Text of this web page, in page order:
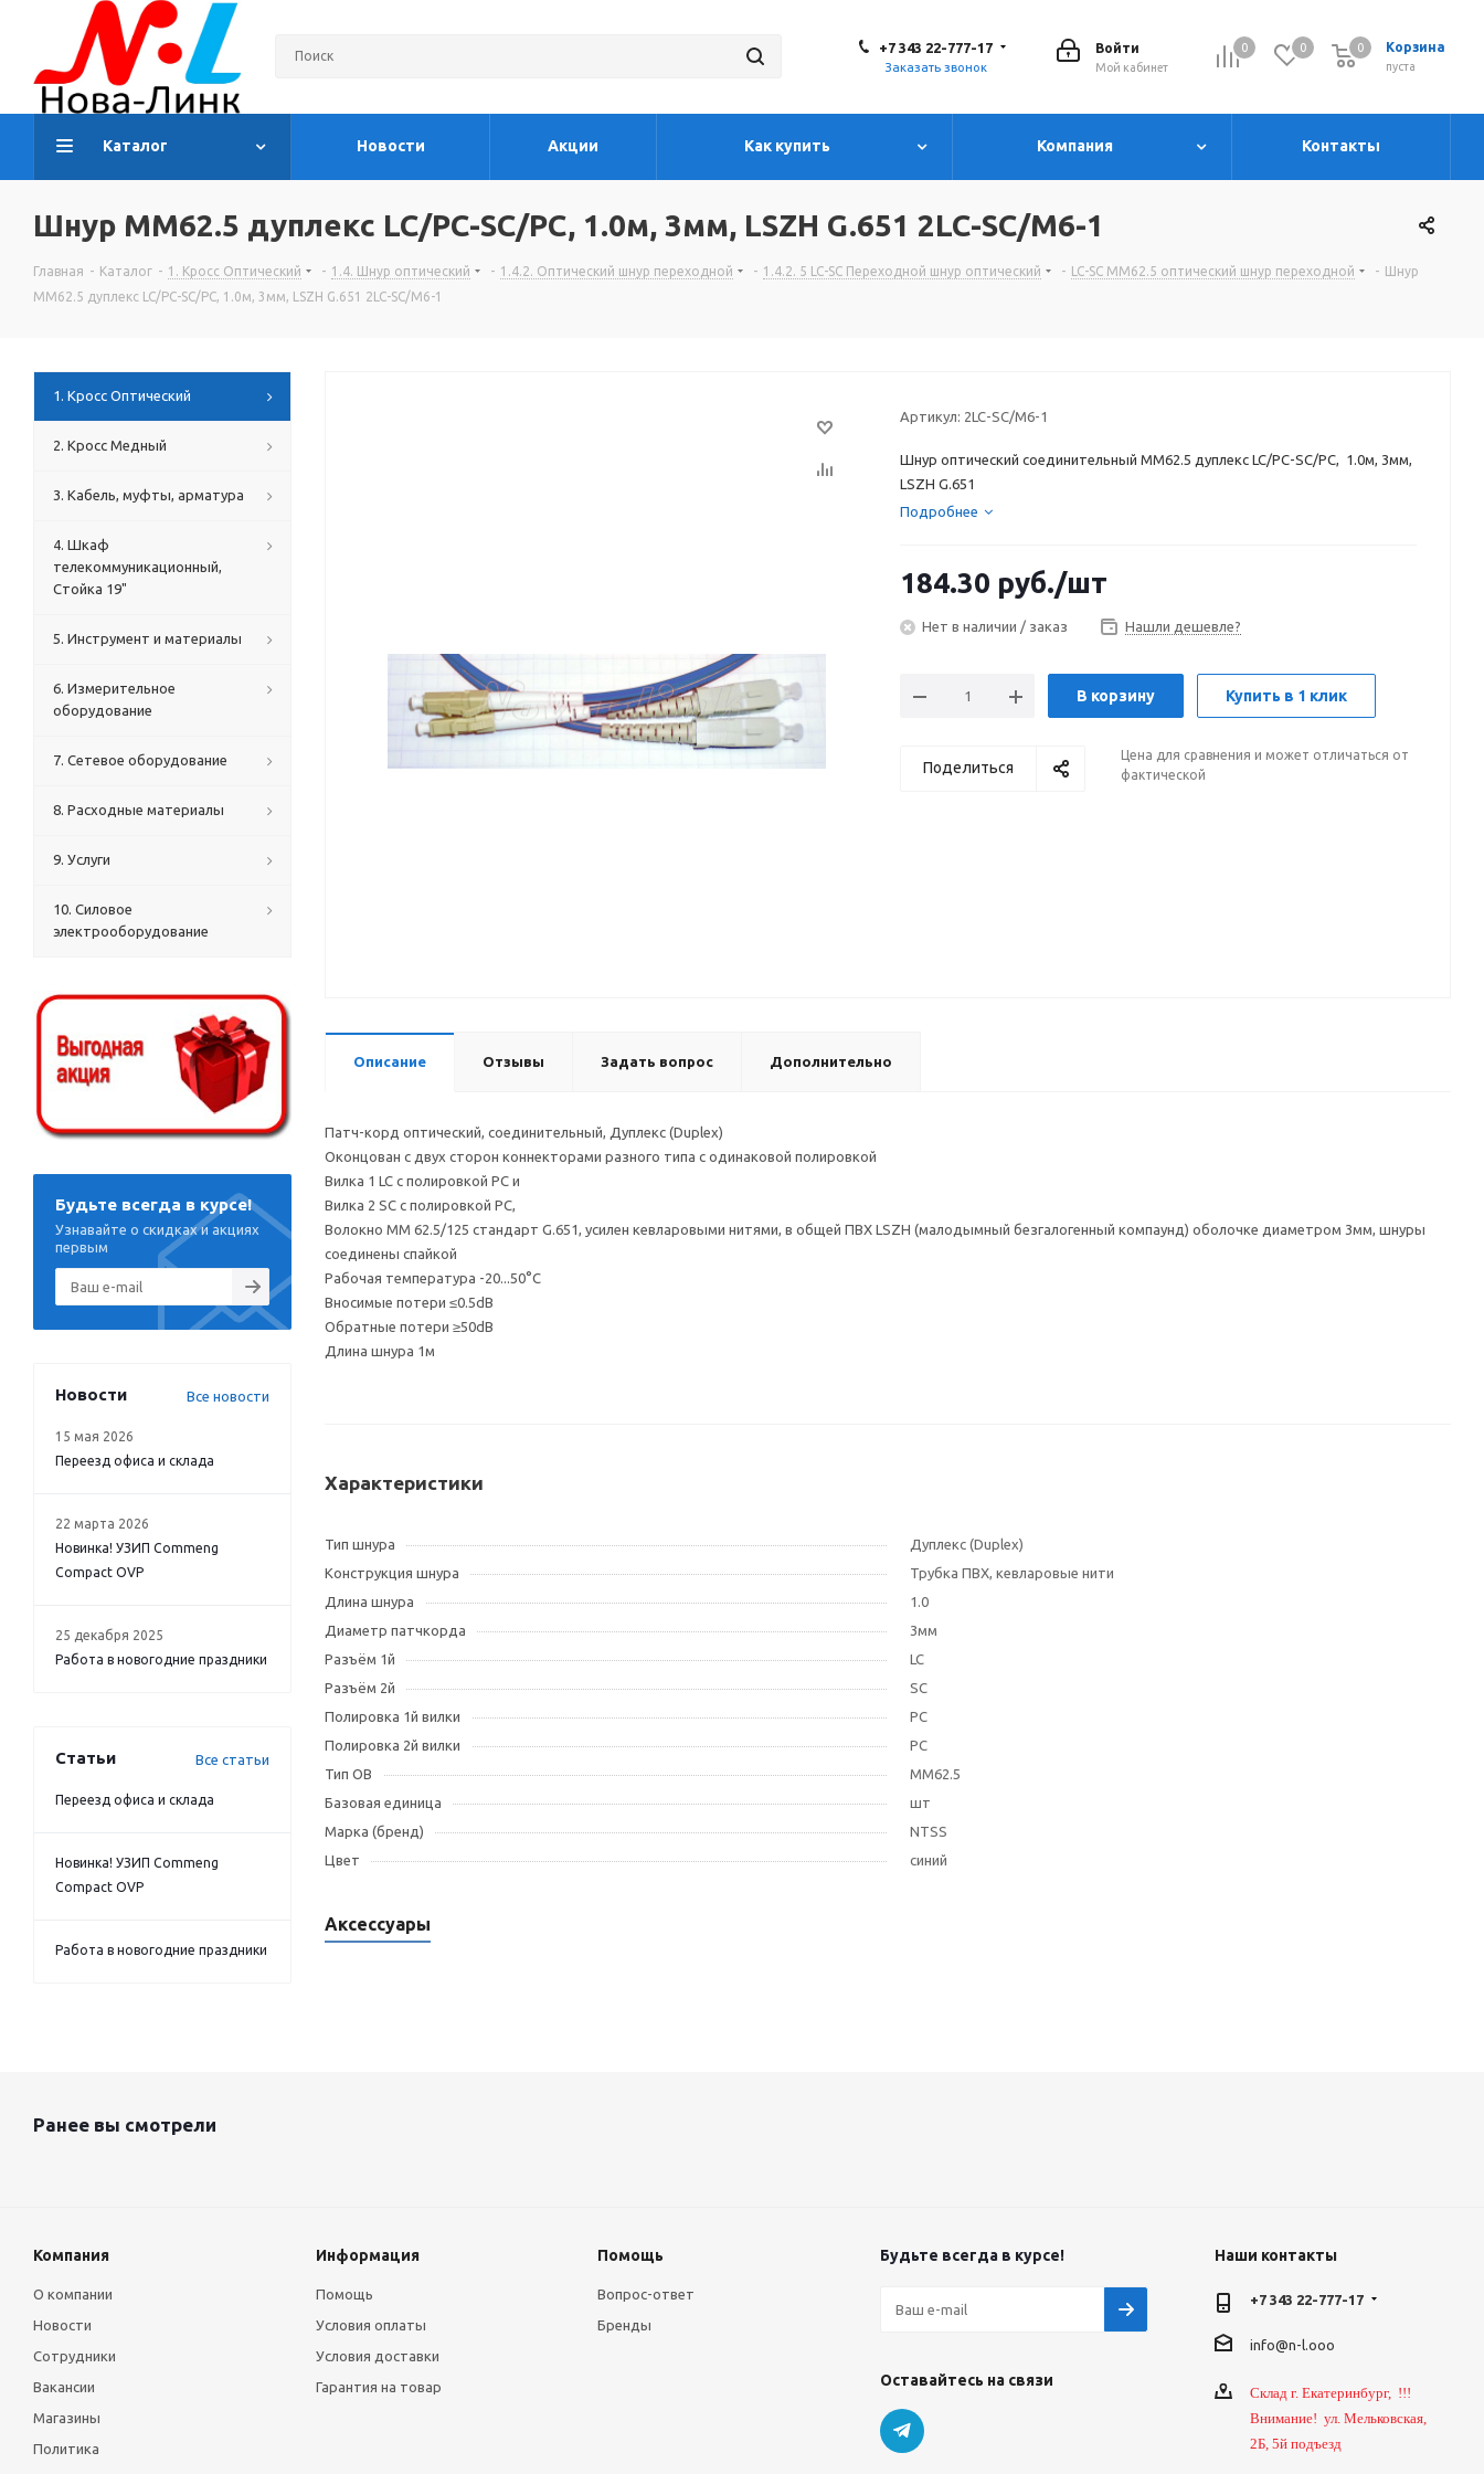
0 0 Корзина
0
пуста
0
Войти
Мой кабинет
+7 343 22-777-17
Заказать звонок
Каталог Новости Акции Как купить Компания Контакты
Шнур MM62.5 дуплекс LC/PC-SC/PC, 1.0м, 3мм, LSZH G.651 2LC-SC/M6-1
Главная - Каталог - 1. Кросс Оптический - 1.4. Шнур оптический - 1.4.2. Оптический шнур переходной - 1.4.2. 5 LC-SC Переходной шнур оптический - LC-SC MM62.5 оптический шнур переходной - Шнур
MM62.5 дуплекс LC/PC-SC/PC, 1.0м, 3мм, LSZH G.651 2LC-SC/M6-1
Артикул: 2LC-SC/M6-1
Шнур оптический соединительный MM62.5 дуплекс LC/PC-SC/PC, 1.0м, 3мм,
LSZH G.651
Подробнее
184.30 руб./шт
Нет в наличии / заказ Нашли дешевле?
В корзину Купить в 1 клик
Поделиться
Цена для сравнения и может отличаться от
фактической
Описание Отзывы Задать вопрос Дополнительно
Патч-корд оптический, соединительный, Дуплекс (Duplex)
Оконцован с двух сторон коннекторами разного типа с одинаковой полировкой
Вилка 1 LC с полировкой PC и
Вилка 2 SC с полировкой PC,
Волокно MM 62.5/125 стандарт G.651, усилен кевларовыми нитями, в общей ПВХ LSZH (малодымный безгалогенный компаунд) оболочке диаметром 3мм, шнуры
соединены спайкой
Рабочая температура -20...50°С
Вносимые потери ≤0.5dB
Обратные потери ≥50dB
Длина шнура 1м
Характеристики
Тип шнура
Дуплекс (Duplex)
Конструкция шнура
Трубка ПВХ, кевларовые нити
Длина шнура
1.0
Диаметр патчкорда
3мм
Разъём 1й
LC
Разъём 2й
SC
Полировка 1й вилки
PC
Полировка 2й вилки
PC
Тип OB
MM62.5
Базовая единица
шт
Марка (бренд)
NTSS
Цвет
синий
Аксессуары
1. Кросс Оптический
2. Кросс Медный
3. Кабель, муфты, арматура
4. Шкаф
телекоммуникационный,
Стойка 19"
5. Инструмент и материалы
6. Измерительное
оборудование
7. Сетевое оборудование
8. Расходные материалы
9. Услуги
10. Силовое
электрооборудование
Будьте всегда в курсе!
Узнавайте о скидках и акциях
первым
Новости Все новости
15 мая 2026
Переезд офиса и склада
22 марта 2026
Новинка! УЗИП Commeng
Compact OVP
25 декабря 2025
Работа в новогодние праздники
Статьи Все статьи
Переезд офиса и склада
Новинка! УЗИП Commeng
Compact OVP
Работа в новогодние праздники
Ранее вы смотрели
Компания
О компании
Новости
Сотрудники
Вакансии
Магазины
Политика
Информация
Помощь
Условия оплаты
Условия доставки
Гарантия на товар
Помощь
Вопрос-ответ
Бренды
Будьте всегда в курсе!
Оставайтесь на связи
Наши контакты
+7 343 22-777-17
info@n-l.ooo
Склад г. Екатеринбург, !!!
Внимание! ул. Мельковская,
2Б, 5й подъезд